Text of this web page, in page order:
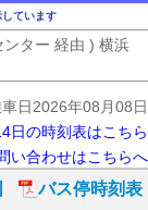
ています
ンター 経由 ) 横浜
車日2026年08月08日
日の時刻表はこちら
い合わせはこちらへ
バス停時刻表